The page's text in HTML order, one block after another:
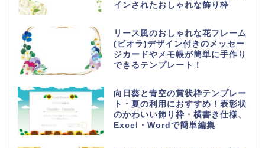
インされたおしゃれな飾り枠
リース風のおしゃれな花フレーム
(ビオラ)デザイン付きのメッセー
ジカードやメモ帳が簡単に手作り
できるテンプレート！
向日葵と青空の賞状枠テンプレー
ト・夏の利用におすすめ！表彰状
のかわいい飾り枠・横書き仕様、
Excel・Wordで簡単編集